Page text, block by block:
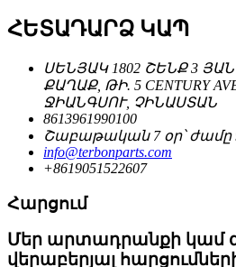
ՀԵՏԱԴԱՐՁ ԿԱՊ
ՍԵՆՅԱԿ 1802 ՇԵՆՔ 3
ՔԱՂԱՔ, ԹԻ. 5 CENTURY
ՋԻԱՆԳՍՈՒ, ՉԻՆԱՍՏԱՆ
8613961990100
Շաբաթական 7 օր՝ ժամը
info@terbonparts.com
+8619051522607
Հարցում
Մեր արտադրանքի կամ
վերաբերյալ